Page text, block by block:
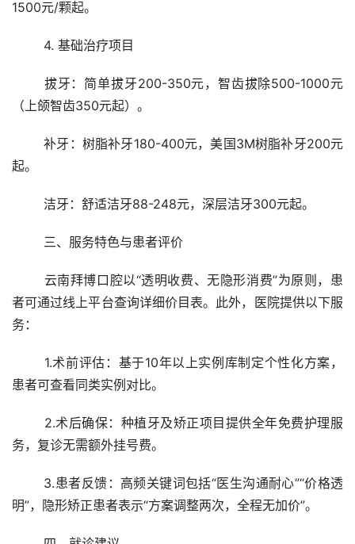
1500元/颗起。
	4. 基础治疗项目
（上颌智齿350元起）。
	补牙：树脂补牙180-400元，美国3M树脂补牙200元
起。
	洁牙：舒适洁牙88-248元，深层洁牙300元起。
	三、服务特色与患者评价
者可通过线上平台查询详细价目表。此外，医院提供以下服
务：
患者可查看同类实例对比。
务，复诊无需额外挂号费。
明”，隐形矫正患者表示“方案调整两次，全程无加价”。